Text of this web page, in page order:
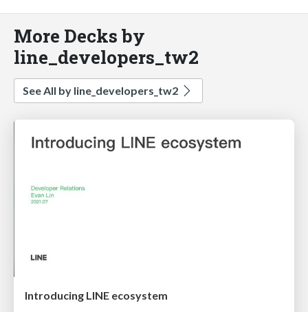
More Decks by
line_developers_tw2
See All by line_developers_tw2
Introducing LINE ecosystem